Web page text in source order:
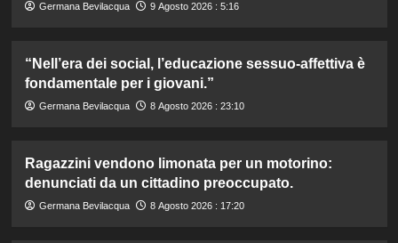
Germana Bevilacqua 9 Agosto 2026 : 5:16
“Nell’era dei social, l’educazione sessuo-affettiva è
fondamentale per i giovani.”
Germana Bevilacqua 8 Agosto 2026 : 23:10
Ragazzini vendono limonata per un motorino:
denunciati da un cittadino preoccupato.
Germana Bevilacqua 8 Agosto 2026 : 17:20